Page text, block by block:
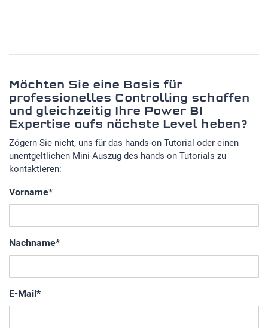
Möchten Sie eine Basis für
professionelles Controlling schaffen
und gleichzeitig Ihre Power BI
Expertise aufs nächste Level heben?
Zögern Sie nicht, uns für das hands-on Tutorial oder einen
unentgeltlichen Mini-Auszug des hands-on Tutorials zu
kontaktieren:
Vorname*
Nachname*
E-Mail*